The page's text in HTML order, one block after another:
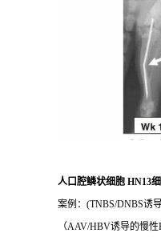
人口腔鳞状细胞 HN13
案例：(TNBS/DNBS诱
（AAV/HBV诱导的慢